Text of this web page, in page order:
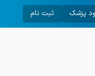
پزشک ثبت نام